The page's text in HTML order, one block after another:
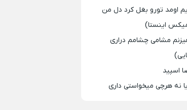
اومد تورو بغل کرد دل من
اینستا)
مشامی چشامم دراری
نه هرچی میخواستی داری